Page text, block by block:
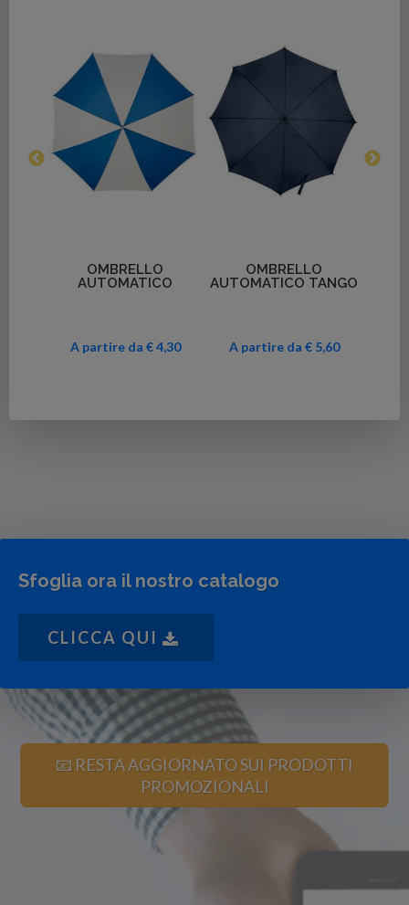
Dettagli
OMBRELLO
AUTOMATICO TANGO
A partire da € 5,60
Dettagli
MINI OMBRELLO PICO
A partire da € 3,69
Sfoglia ora il nostro catalogo
CLICCA QUI
📧 RESTA AGGIORNATO SUI PRODOTTI
PROMOZIONALI